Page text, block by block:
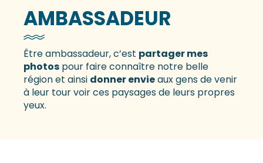
AMBASSADEUR
Être ambassadeur, c’est partager mes
photos pour faire connaître notre belle
région et ainsi donner envieaux gens de venir
à leur tour voir ces paysages de leurs propres
yeux.